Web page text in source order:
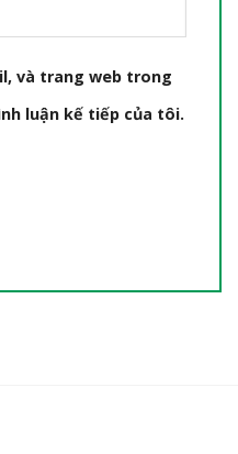
và trang web trong
luận kế tiếp của tôi.